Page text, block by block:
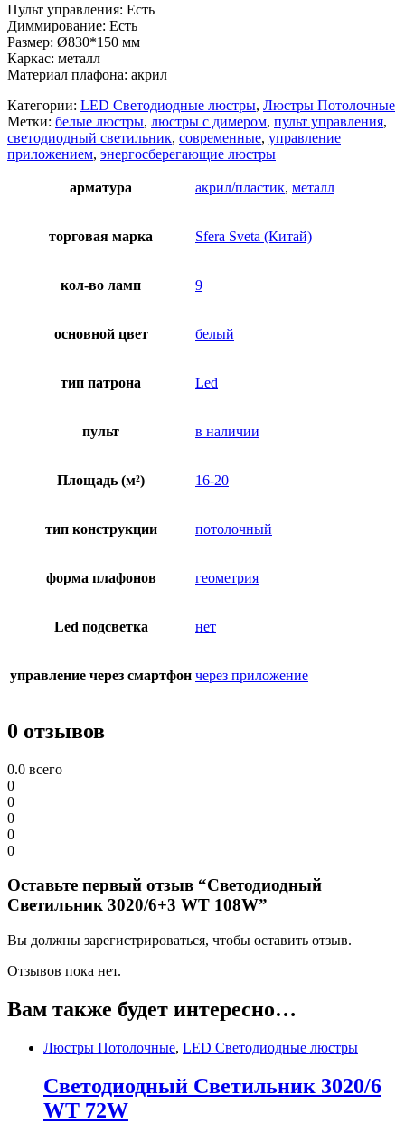
Пульт управления: Есть
Диммирование: Есть
Размер: Ø830*150 мм
Каркас: металл
Материал плафона: акрил
Категории: LED Светодиодные люстры, Люстры Потолочные
Метки: белые люстры, люстры с димером, пульт управления,
светодиодный светильник, современные, управление
приложением, энергосберегающие люстры
арматура акрил/пластик, металл
торговая марка Sfera Sveta (Китай)
кол-во ламп 9
основной цвет белый
тип патрона Led
пульт в наличии
Площадь (м²) 16-20
тип конструкции потолочный
форма плафонов геометрия
Led подсветка нет
управление через смартфон через приложение
0 отзывов
0.0 всего
0
0
0
0
0
Оставьте первый отзыв “Светодиодный
Светильник 3020/6+3 WT 108W”
Вы должны зарегистрироваться, чтобы оставить отзыв.
Отзывов пока нет.
Вам также будет интересно…
Люстры Потолочные, LED Светодиодные люстры
Светодиодный Светильник 3020/6
WT 72W